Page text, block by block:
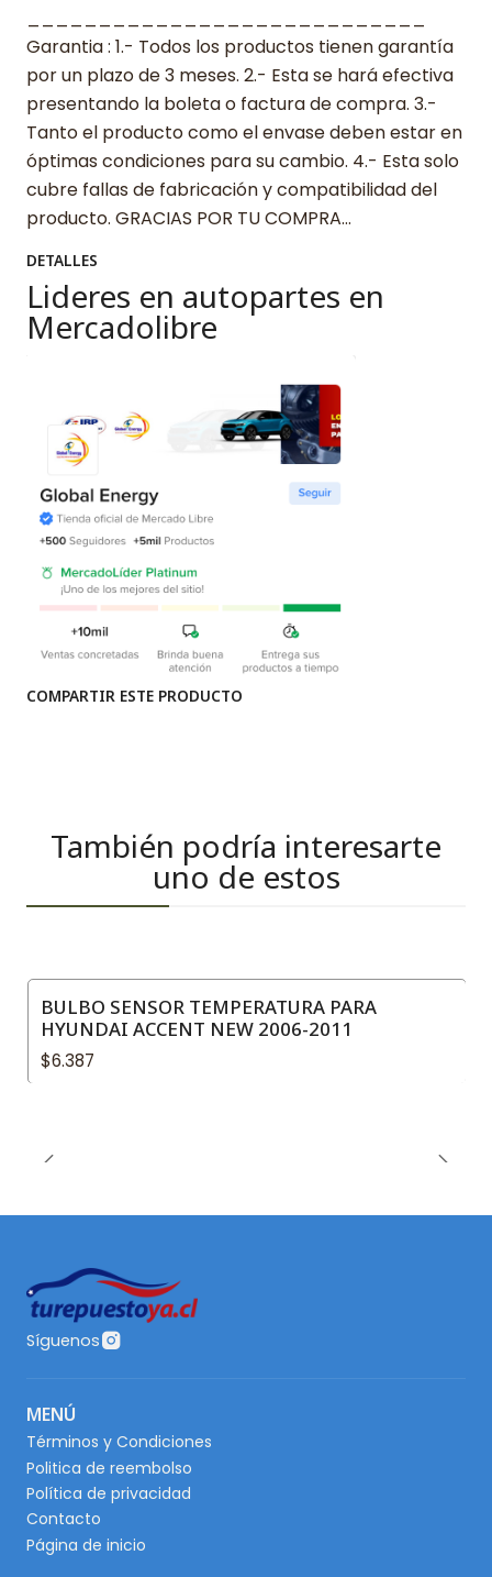
Garantia : 1.- Todos los productos tienen garantía
por un plazo de 3 meses. 2.- Esta se hará efectiva
presentando la boleta o factura de compra. 3.-
Tanto el producto como el envase deben estar en
óptimas condiciones para su cambio. 4.- Esta solo
cubre fallas de fabricación y compatibilidad del
producto. GRACIAS POR TU COMPRA…
DETALLES
Lideres en autopartes en
Mercadolibre
COMPARTIR ESTE PRODUCTO
También podría interesarte
uno de estos
BULBO SENSOR TEMPERATURA PARA
HYUNDAI ACCENT NEW 2006-2011
$6.387
Síguenos
MENÚ
Términos y Condiciones
Politica de reembolso
Política de privacidad
Contacto
Página de inicio